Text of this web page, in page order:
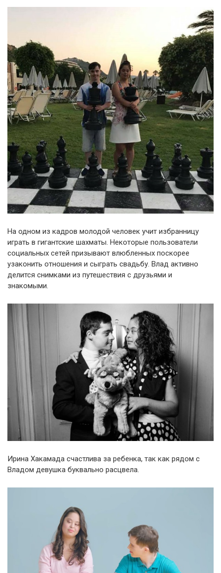
На одном из кадров молодой человек учит избранницу
играть в гигантские шахматы. Некоторые пользователи
социальных сетей призывают влюбленных поскорее
узаконить отношения и сыграть свадьбу. Влад активно
делится снимками из путешествия с друзьями и
знакомыми.
Ирина Хакамада счастлива за ребенка, так как рядом с
Владом девушка буквально расцвела.